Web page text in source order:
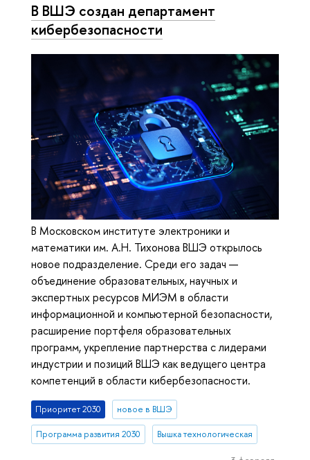
В ВШЭ создан департамент
кибербезопасности
В Московском институте электроники и
математики им. А.Н. Тихонова ВШЭ открылось
новое подразделение. Среди его задач —
объединение образовательных, научных и
экспертных ресурсов МИЭМ в области
информационной и компьютерной безопасности,
расширение портфеля образовательных
программ, укрепление партнерства с лидерами
индустрии и позиций ВШЭ как ведущего центра
компетенций в области кибербезопасности.
Приоритет 2030 новое в ВШЭ
Программа развития 2030 Вышка технологическая